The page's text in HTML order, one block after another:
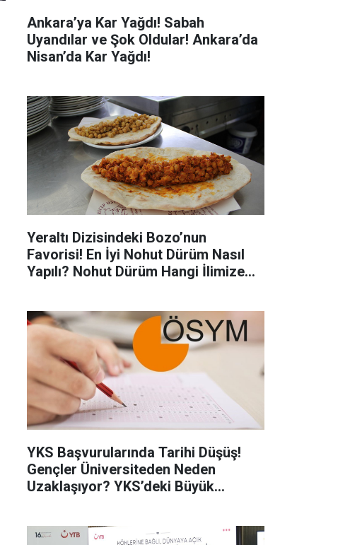
Ankara’ya Kar Yağdı! Sabah
Uyandılar ve Şok Oldular! Ankara’da
Nisan’da Kar Yağdı!
Yeraltı Dizisindeki Bozo’nun
Favorisi! En İyi Nohut Dürüm Nasıl
Yapılı? Nohut Dürüm Hangi İlimize
YKS Başvurularında Tarihi Düşüş!
Gençler Üniversiteden Neden
Uzaklaşıyor? YKS’deki Büyük